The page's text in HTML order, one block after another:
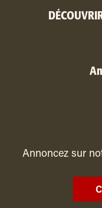
Annoncez sur